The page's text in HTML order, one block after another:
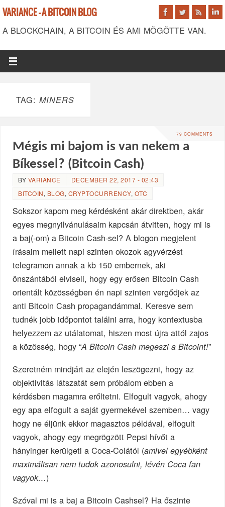
VARIANCE - A BITCOIN BLOG
A BLOCKCHAIN, A BITCOIN ÉS AMI MÖGÖTTE VAN.
TAG: MINERS
79 COMMENTS
Mégis mi bajom is van nekem a
Bíkessel? (Bitcoin Cash)
BY VARIANCE
DECEMBER 22, 2017 - 02:43
BITCOIN, BLOG, CRYPTOCURRENCY, OTC
Sokszor kapom meg kérdésként akár direktben, akár
egyes megnyilvánulásaim kapcsán átvitten, hogy mi is
a baj(-om) a Bitcoin Cash-sel? A blogon megjelent
írásaim mellett napi szinten okozok agyvérzést
telegramon annak a kb 150 embernek, aki
önszántából elviseli, hogy egy erősen Bitcoin Cash
orientált közösségben én napi szinten vergődjek az
anti Bitcoin Cash propagandámmal. Keresve sem
tudnék jobb időpontot találni arra, hogy kontextusba
helyezzem az utálatomat, hiszen most újra attól zajos
a közösség, hogy “A Bitcoin Cash megeszi a Bitcoint!”
Szeretném mindjárt az elején leszögezni, hogy az
objektivitás látszatát sem próbálom ebben a
kérdésben magamra erőltetni. Elfogult vagyok, ahogy
egy apa elfogult a saját gyermekével szemben… vagy
hogy ne éljünk ekkor magasztos példával, elfogult
vagyok, ahogy egy megrögzött Pepsi hívőt a
hányinger kerülgeti a Coca-Colától (amivel egyébként
maximálisan nem tudok azonosulni, lévén Coca fan
vagyok…)
Szóval mi is a baj a Bitcoin Cashsel? Ha őszinte